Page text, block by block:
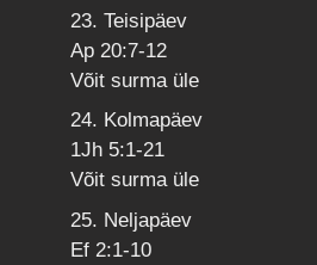
23. Teisipäev
Ap 20:7-12
Võit surma üle
24. Kolmapäev
1Jh 5:1-21
Võit surma üle
25. Neljapäev
Ef 2:1-10